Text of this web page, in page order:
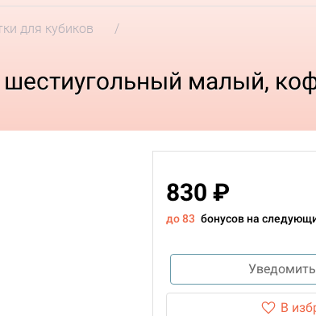
для кубиков
шестиугольный малый,
830 ₽
до 83 бонусов на
В